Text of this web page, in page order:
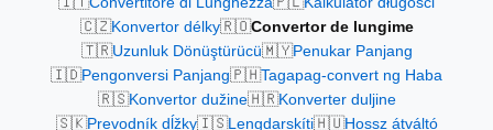
🇨🇿Konvertor délky🇷🇴Convertor de lungime
🇹🇷Uzunluk Dönüştürücü🇲🇾Penukar Panjang
🇮🇩Pengonversi Panjang🇵🇭Tagapag-convert ng Haba
🇷🇸Konvertor dužine🇭🇷Konverter duljine
🇸🇰Prevodník dĺžky🇮🇸Lengdarskíti🇭🇺Hossz átváltó